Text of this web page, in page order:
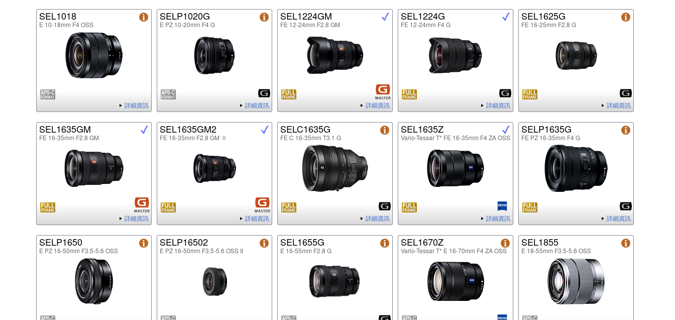
SEL1018
E 10-18mm F4 OSS
詳細資訊
SELP1020G
E PZ 10-20mm F4 G
詳細資訊
SEL1224GM
FE 12-24mm F2.8 GM
詳細資訊
SEL1224G
FE 12-24mm F4 G
詳細資訊
SEL1625G
FE 16-25mm F2.8 G
詳細資訊
SEL1635GM
FE 16-35mm F2.8 GM
詳細資訊
SEL1635GM2
FE 16-35mm F2.8 GM Ⅱ
詳細資訊
SELC1635G
FE C 16-35mm T3.1 G
詳細資訊
SEL1635Z
Vario-Tessar T* FE 16-35mm F4 ZA OSS
詳細資訊
SELP1635G
FE PZ 16-35mm F4 G
詳細資訊
SELP1650
E PZ 16-50mm F3.5-5.6 OSS
SELP16502
E PZ 16-50mm F3.5-5.6 OSS II
SEL1655G
E 16-55mm F2.8 G
SEL1670Z
Vario-Tessar T* E 16-70mm F4 ZA OSS
SEL1855
E 18-55mm F3.5-5.6 OSS